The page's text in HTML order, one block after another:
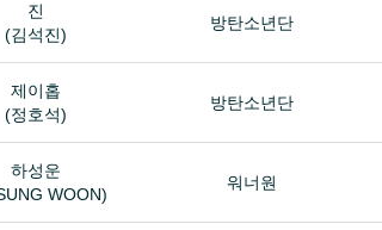
진
(김석진)
방탄소년단
제이홉
(정호석)
방탄소년단
하성운
WOON)
워너원